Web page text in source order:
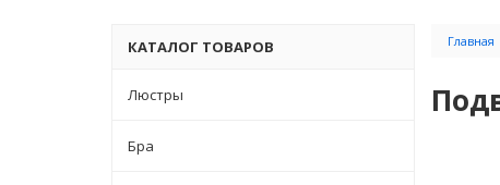
КАТАЛОГ ТОВАРОВ
Люстры
Бра
Главная